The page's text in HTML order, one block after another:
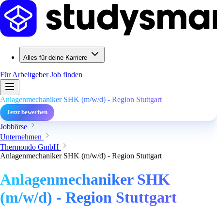
Alles für deine Karriere
Für ArbeitgeberJob finden
Anlagenmechaniker SHK (m/w/d) - Region Stuttgart
Jetzt bewerben
Jobbörse
Unternehmen
Thermondo GmbH
Anlagenmechaniker SHK (m/w/d) - Region Stuttgart
Anlagenmechaniker SHK
(m/w/d) - Region Stuttgart